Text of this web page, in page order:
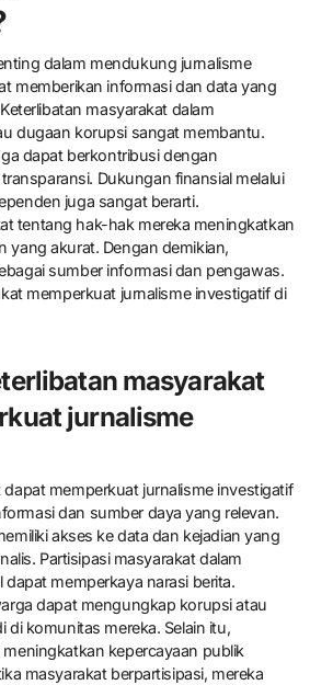
dalam mendukung jurnalisme
memberikan informasi dan data yang
masyarakat dalam
dugaan korupsi sangat membantu.
dapat berkontribusi dengan
Dukungan finansial melalui
juga sangat berarti.
tentang hak-hak mereka meningkatkan
yang akurat. Dengan demikian,
sumber informasi dan pengawas.
memperkuat jurnalisme investigatif di
masyarakat
jurnalisme
dapat memperkuat jurnalisme investigatif
dan sumber daya yang relevan.
akses ke data dan kejadian yang
Partisipasi masyarakat dalam
memperkaya narasi berita.
dapat mengungkap korupsi atau
di komunitas mereka. Selain itu,
kepercayaan publik
masyarakat berpartisipasi, mereka